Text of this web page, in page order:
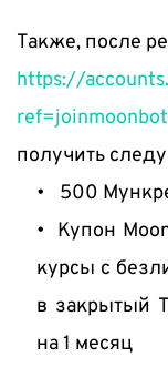
https://
ref=joinmoonbot
получить
500
Купон
курсы с
в закрытый
на 1 месяц